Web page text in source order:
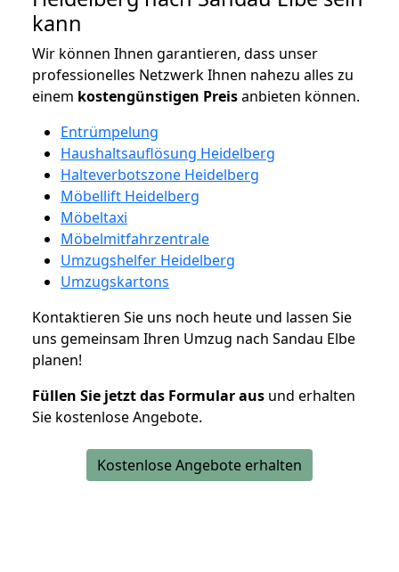
kann
Wir können Ihnen garantieren, dass unser
professionelles Netzwerk Ihnen nahezu alles zu
einem kostengünstigen Preisanbieten können.
Entrümpelung
Haushaltsauflösung Heidelberg
Halteverbotszone Heidelberg
Möbellift Heidelberg
Möbeltaxi
Möbelmitfahrzentrale
Umzugshelfer Heidelberg
Umzugskartons
Kontaktieren Sie uns noch heute und lassen Sie
uns gemeinsam Ihren Umzug nach Sandau Elbe
planen!
Füllen Sie jetzt das Formular aus und erhalten
Sie kostenlose Angebote.
Kostenlose Angebote erhalten